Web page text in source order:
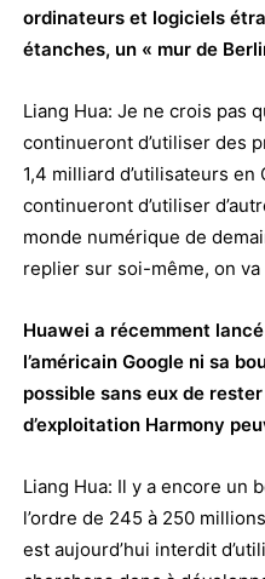
ordinateurs et logiciels
étanches, un « mur de
Liang Hua: Je ne crois pas
continueront d’utiliser des
1,4 milliard d’utilisateurs en
continueront d’utiliser
monde numérique de
replier sur soi-même, on
Huawei a récemment
l’américain Google ni sa
possible sans eux de
d’exploitation Harmony
Liang Hua: Il y a encore un
l’ordre de 245 à 250
est aujourd’hui interdit